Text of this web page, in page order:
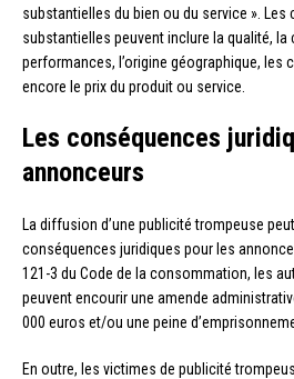
substantielles du bien ou du service ». Les
substantielles peuvent inclure la qualité,
performances, l’origine géographique, les
encore le prix du produit ou service.
Les conséquences
annonceurs
La diffusion d’une publicité trompeuse
conséquences juridiques pour les
121-3 du Code de la consommation, les
peuvent encourir une amende
000 euros et/ou une peine
En outre, les victimes de publicité